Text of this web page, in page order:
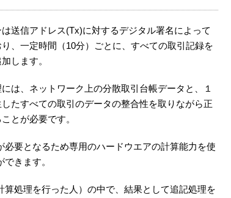
送信アドレス(Tx)に対するデジタル署名によって
、一定時間（10分）ごとに、すべての取引記録を
します。
は、ネットワーク上の分散取引台帳データと、１
したすべての取引のデータの整合性を取りながら正
とが必要です。
要となるため専用のハードウエアの計算能力を使
きます。
処理を行った人）の中で、結果として追記処理を